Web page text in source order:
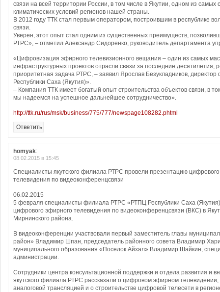
связи на всей территории России, в том числе в Якутии, одном из самых
климатических условий регионов нашей страны.
В 2012 году ТТК стал первым оператором, построившим в республике
связи.
Уверен, этот опыт стал одним из существенных преимуществ,
РТРС», – отметил Александр Сидоренко, руководитель департамента
«Цифровизация эфирного телевизионного вещания – один из самых
инфраструктурных проектов отрасли связи за последние десятилетия,
приоритетная задача РТРС, – заявил Ярослав Безукладников,
Республики Саха (Якутия)».
– Компания ТТК имеет богатый опыт строительства объектов связи, в
мы надеемся на успешное дальнейшее сотрудничество».
http://ttk.ru/rus/msk/business/775/777/newspage108282.phtml
Ответить
homyak:
08.02.2015 в 15:45
Специалисты якутского филиала РТРС провели презентацию
телевидения по видеоконференцсвязи
06.02.2015
5 февраля специалисты филиала РТРС «РТПЦ Республики Саха
цифрового эфирного телевидения по видеоконференцсвязи (ВКС) в
Мирнинского района.
В видеоконференции участвовали первый заместитель главы
район» Владимир Шпан, председатель районного совета Владимир
муниципального образования «Поселок Айхал» Владимир Шайкин,
администрации.
Сотрудники центра консультационной поддержки и отдела развития и
якутского филиала РТРС рассказали о цифровом эфирном
аналоговой трансляцией и о строительстве цифровой телесети в